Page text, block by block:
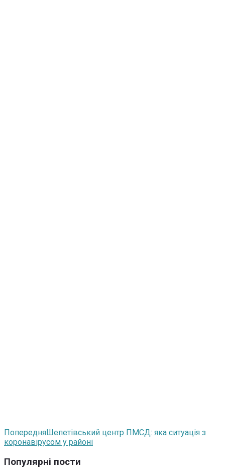
ПопередняШепетівський центр ПМСД: яка ситуація з
коронавірусом у районі
Популярні пости